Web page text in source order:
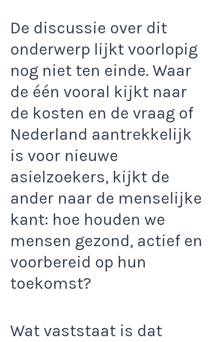
De discussie over dit
onderwerp lijkt voorlopig
nog niet ten einde. Waar
de één vooral kijkt naar
de kosten en de vraag of
Nederland aantrekkelijk
is voor nieuwe
asielzoekers, kijkt de
ander naar de menselijke
kant: hoe houden we
mensen gezond, actief en
voorbereid op hun
toekomst?
Wat vaststaat is dat